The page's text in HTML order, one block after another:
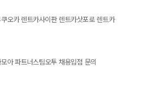
오카 렌트카사이판 렌트카삿포로 렌트카
모아 파트너스팀오투 채용입점 문의